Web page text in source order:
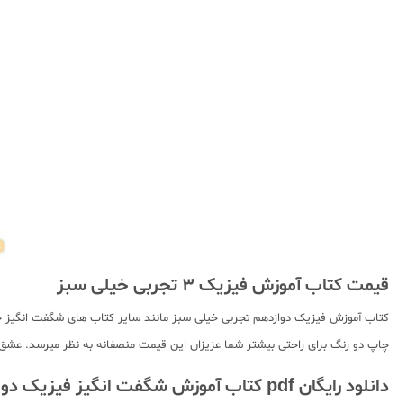
قیمت کتاب آموزش فیزیک 3 تجربی خیلی سبز
کتاب آموزش فیزیک دوازدهم تجربی خیلی سبز مانند سایر کتاب های شگفت انگیز
چاپ دو رنگ برای راحتی بیشتر شما عزیزان این قیمت منصفانه به نظر میرسد.
دانلود رایگان pdf کتاب آموزش شگفت انگیز فیزیک دوازدهم خیلی سبز